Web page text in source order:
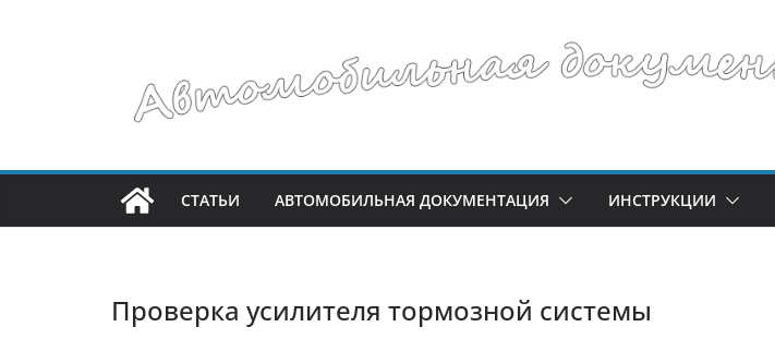
СТАТЬИ АВТОМОБИЛЬНАЯ ДОКУМЕНТАЦИЯ ИНСТРУКЦИИ
Проверка усилителя тормозной системы